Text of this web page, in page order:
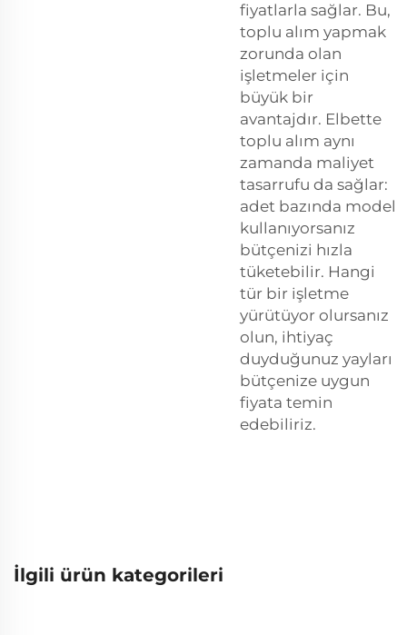
fiyatlarla sağlar. Bu,
toplu alım yapmak
zorunda olan
işletmeler için
büyük bir
avantajdır. Elbette
toplu alım aynı
zamanda maliyet
tasarrufu da sağlar:
adet bazında model
kullanıyorsanız
bütçenizi hızla
tüketebilir. Hangi
tür bir işletme
yürütüyor olursanız
olun, ihtiyaç
duyduğunuz yayları
bütçenize uygun
fiyata temin
edebiliriz.
İlgili ürün kategorileri